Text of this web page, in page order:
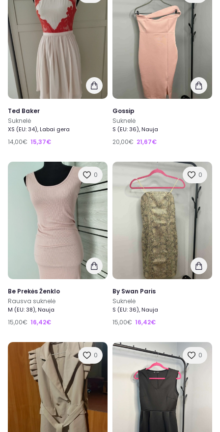
Ted Baker
Suknelė
XS (EU: 34), Labai gera
14,00€ 15,37€
Gossip
Suknelė
S (EU: 36), Nauja
20,00€ 21,67€
0
Be Prekės Ženklo
Rausva suknelė
M (EU: 38), Nauja
15,00€ 16,42€
0
By Swan Paris
Suknelė
S (EU: 36), Nauja
15,00€ 16,42€
0 0